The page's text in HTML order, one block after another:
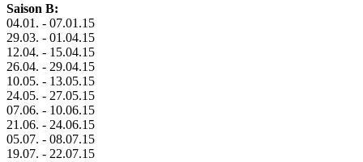
Saison B:
04.01. - 07.01.15
29.03. - 01.04.15
12.04. - 15.04.15
26.04. - 29.04.15
10.05. - 13.05.15
24.05. - 27.05.15
07.06. - 10.06.15
21.06. - 24.06.15
05.07. - 08.07.15
19.07. - 22.07.15